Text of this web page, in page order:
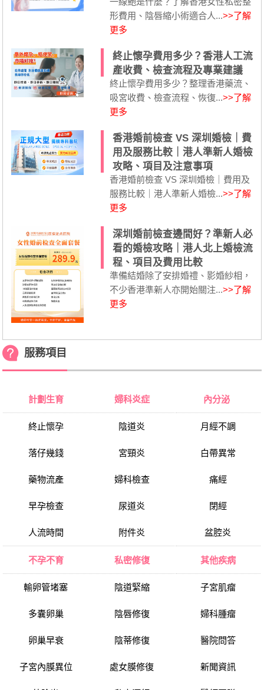
形費用、陰唇縮小術適合人...>>了解
更多
終止懷孕費用多少？香港人工流
產收費、檢查流程及專業建議
終止懷孕費用多少？整理香港藥流、
吸宮收費、檢查流程、恢復...>>了解
更多
香港婚前檢查 VS 深圳婚檢｜費
用及服務比較｜港人準新人婚檢
攻略、項目及注意事項
香港婚前檢查 VS 深圳婚檢｜費用及
服務比較｜港人準新人婚檢...>>了解
更多
深圳婚前檢查邊間好？準新人必
看的婚檢攻略｜港人北上婚檢流
程、項目及費用比較
準備結婚除了安排婚禮、影婚紗相，
不少香港準新人亦開始關注...>>了解
更多
服務項目
計劃生育
終止懷孕
落仔幾錢
藥物流產
早孕檢查
人流時間
婦科炎症
陰道炎
宮頸炎
婦科檢查
尿道炎
附件炎
內分泌
月經不調
白帶異常
痛經
閉經
盆腔炎
不孕不育
輸卵管堵塞
多囊卵巢
卵巢早衰
子宮內膜異位
私密修復
陰道緊縮
陰唇修復
陰蒂修復
處女膜修復
其他疾病
子宮肌瘤
婦科腫瘤
醫院問答
新聞資訊